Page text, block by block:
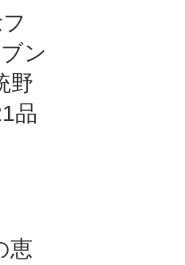
ン
野
品
恵